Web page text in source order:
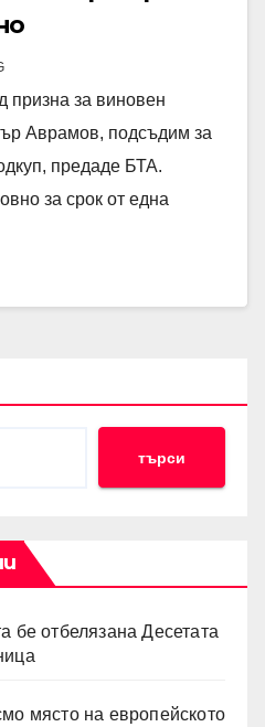
призна за виновен
Аврамов, подсъдим за
предаде БТА.
за срок от една
търси
бе отбелязана Десетата
място на европейското